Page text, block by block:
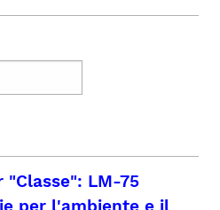
"Classe": LM-75